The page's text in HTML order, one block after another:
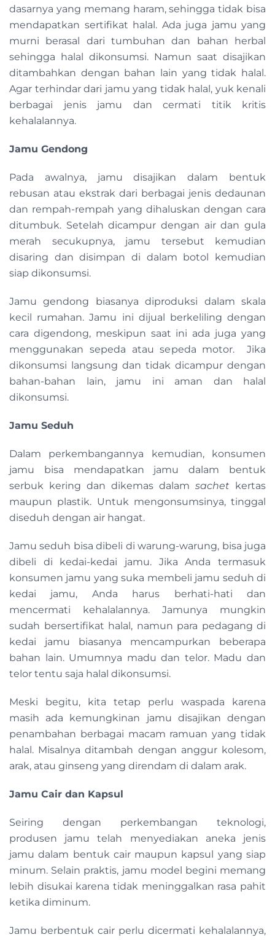
dasarnya yang memang haram, sehingga tidak bisa
mendapatkan sertifikat halal. Ada juga jamu yang
murni berasal dari tumbuhan dan bahan herbal
sehingga halal dikonsumsi. Namun saat disajikan
ditambahkan dengan bahan lain yang tidak halal.
Agar terhindar dari jamu yang tidak halal, yuk kenali
berbagai jenis jamu dan cermati titik kritis
kehalalannya.
Jamu Gendong
Pada awalnya, jamu disajikan dalam bentuk
rebusan atau ekstrak dari berbagai jenis dedaunan
dan rempah-rempah yang dihaluskan dengan cara
ditumbuk. Setelah dicampur dengan air dan gula
merah secukupnya, jamu tersebut kemudian
disaring dan disimpan di dalam botol kemudian
siap dikonsumsi.
Jamu gendong biasanya diproduksi dalam skala
kecil rumahan. Jamu ini dijual berkeliling dengan
cara digendong, meskipun saat ini ada juga yang
menggunakan sepeda atau sepeda motor. Jika
dikonsumsi langsung dan tidak dicampur dengan
bahan-bahan lain, jamu ini aman dan halal
dikonsumsi.
Jamu Seduh
Dalam perkembangannya kemudian, konsumen
jamu bisa mendapatkan jamu dalam bentuk
serbuk kering dan dikemas dalam sachet kertas
maupun plastik. Untuk mengonsumsinya, tinggal
diseduh dengan air hangat.
Jamu seduh bisa dibeli di warung-warung, bisa juga
dibeli di kedai-kedai jamu. Jika Anda termasuk
konsumen jamu yang suka membeli jamu seduh di
kedai jamu, Anda harus berhati-hati dan
mencermati kehalalannya. Jamunya mungkin
sudah bersertifikat halal, namun para pedagang di
kedai jamu biasanya mencampurkan beberapa
bahan lain. Umumnya madu dan telor. Madu dan
telor tentu saja halal dikonsumsi.
Meski begitu, kita tetap perlu waspada karena
masih ada kemungkinan jamu disajikan dengan
penambahan berbagai macam ramuan yang tidak
halal. Misalnya ditambah dengan anggur kolesom,
arak, atau ginseng yang direndam di dalam arak.
Jamu Cair dan Kapsul
Seiring dengan perkembangan teknologi,
produsen jamu telah menyediakan aneka jenis
jamu dalam bentuk cair maupun kapsul yang siap
minum. Selain praktis, jamu model begini memang
lebih disukai karena tidak meninggalkan rasa pahit
ketika diminum.
Jamu berbentuk cair perlu dicermati kehalalannya,